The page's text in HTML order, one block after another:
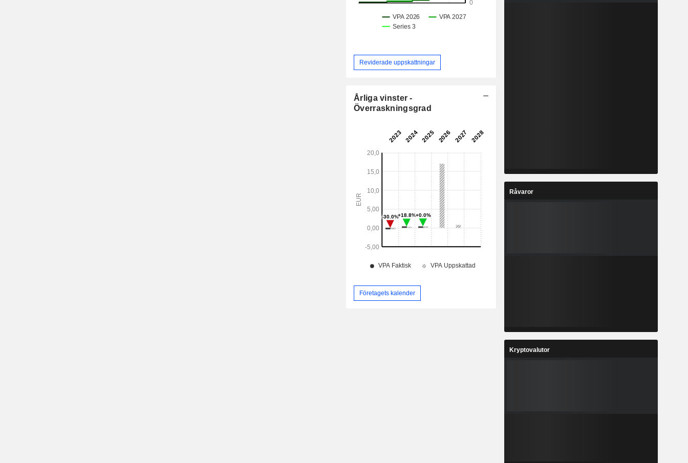
Reviderade uppskattningar
Årliga vinster -
Överraskningsgrad
Företagets kalender
Råvaror
Kryptovalutor